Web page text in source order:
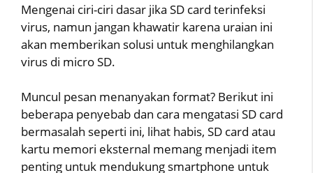
Mengenai ciri-ciri dasar jika SD card terinfeksi
virus, namun jangan khawatir karena uraian ini
akan memberikan solusi untuk menghilangkan
virus di micro SD.
Muncul pesan menanyakan format? Berikut ini
beberapa penyebab dan cara mengatasi SD card
bermasalah seperti ini, lihat habis, SD card atau
kartu memori eksternal memang menjadi item
penting untuk mendukung smartphone untuk